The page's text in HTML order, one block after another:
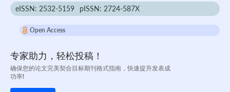
eISSN: 2532-5159 pISSN: 2724-587X
Open Access
专家助力，轻松投稿！
确保您的论文完美契合目标期刊格式指南，快速提升发表成
功率!